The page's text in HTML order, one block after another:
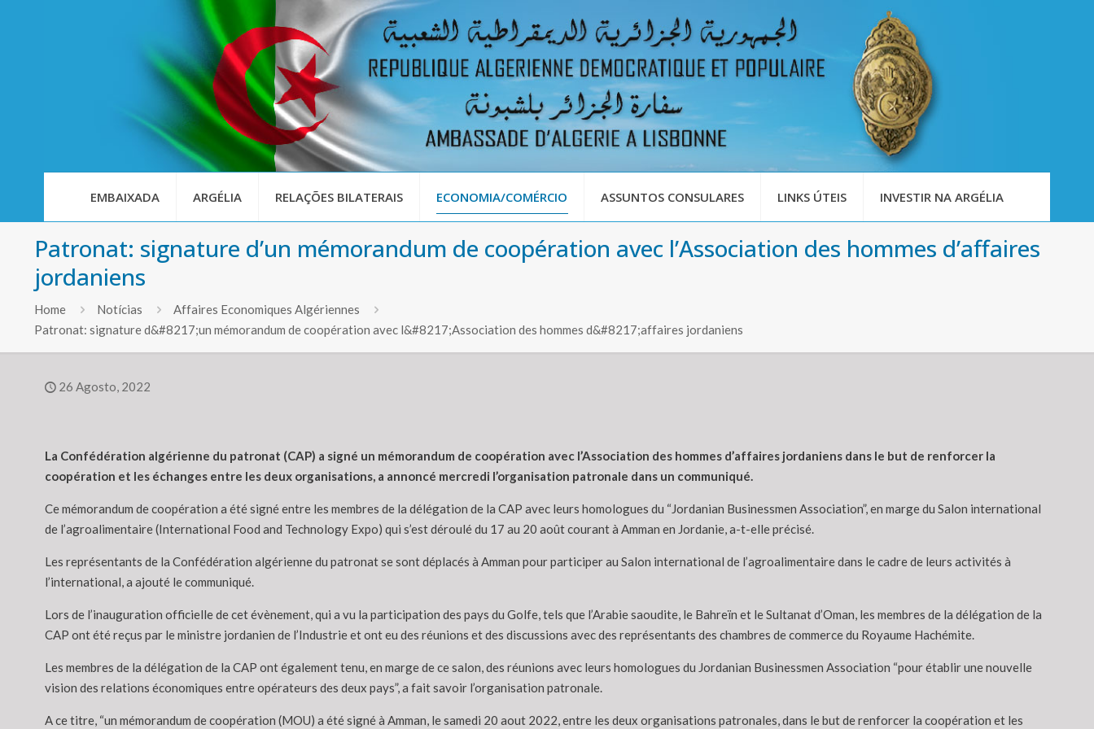
EMBAIXADA ARGÉLIA RELAÇÕES BILATERAIS ECONOMIA/COMÉRCIO ASSUNTOS CONSULARES LINKS ÚTEIS INVESTIR NA ARGÉLIA
Patronat: signature d’un mémorandum de coopération avec l’Association des hommes d’affaires
jordaniens
Home Notícias
Affaires Economiques Algériennes
Patronat: signature d&#8217;un mémorandum de coopération avec l&#8217;Association des hommes d&#8217;affaires jordaniens
26 Agosto, 2022
La Confédération algérienne du patronat (CAP) a signé un mémorandum de coopération avec l’Association des hommes d’affaires jordaniens dans le but de renforcer la
coopération et les échanges entre les deux organisations, a annoncé mercredi l’organisation patronale dans un communiqué.
Ce mémorandum de coopération a été signé entre les membres de la délégation de la CAP avec leurs homologues du “Jordanian Businessmen Association”, en marge du Salon international
de l’agroalimentaire (International Food and Technology Expo) qui s’est déroulé du 17 au 20 août courant à Amman en Jordanie, a-t-elle précisé.
Les représentants de la Confédération algérienne du patronat se sont déplacés à Amman pour participer au Salon international de l’agroalimentaire dans le cadre de leurs activités à
l’international, a ajouté le communiqué.
Lors de l’inauguration officielle de cet évènement, qui a vu la participation des pays du Golfe, tels que l’Arabie saoudite, le Bahreïn et le Sultanat d’Oman, les membres de la délégation de la
CAP ont été reçus par le ministre jordanien de l’Industrie et ont eu des réunions et des discussions avec des représentants des chambres de commerce du Royaume Hachémite.
Les membres de la délégation de la CAP ont également tenu, en marge de ce salon, des réunions avec leurs homologues du Jordanian Businessmen Association “pour établir une nouvelle
vision des relations économiques entre opérateurs des deux pays”, a fait savoir l’organisation patronale.
A ce titre, “un mémorandum de coopération (MOU) a été signé à Amman, le samedi 20 aout 2022, entre les deux organisations patronales, dans le but de renforcer la coopération et les